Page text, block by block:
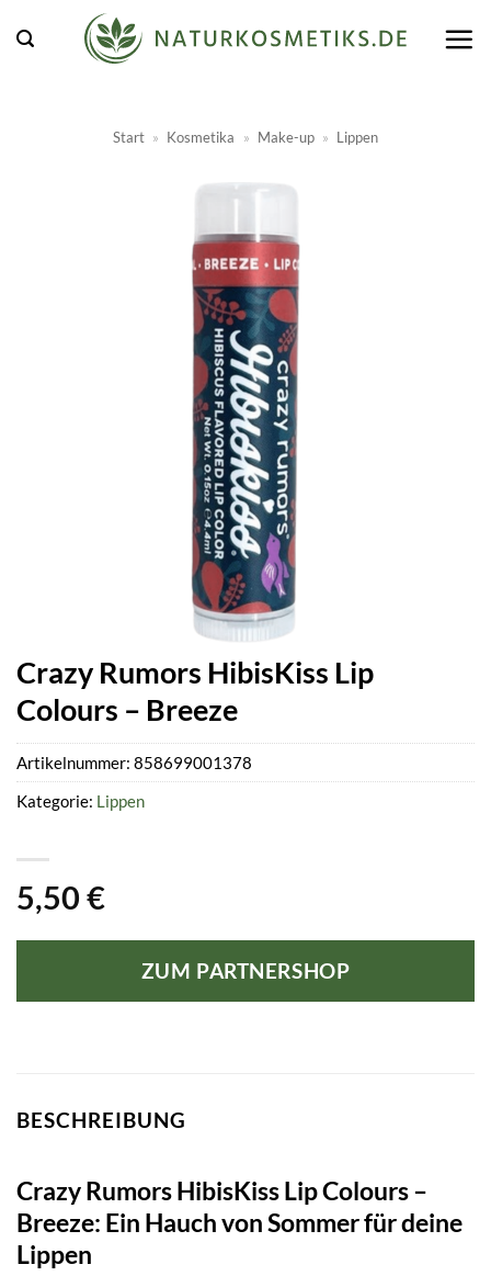
Inhalt
Start » Kosmetika » Make-up » Lippen
Crazy Rumors HibisKiss Lip
Colours – Breeze
5,50 €
ZUM PARTNERSHOP
Artikelnummer: 858699001378
Kategorie: Lippen
BESCHREIBUNG
Crazy Rumors HibisKiss Lip Colours –
Breeze: Ein Hauch von Sommer für deine
Lippen